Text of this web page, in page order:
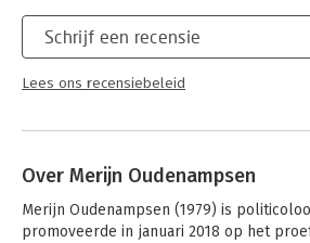
Schrijf een recensie
Lees ons recensiebeleid
Over Merijn Oudenampsen
Merijn Oudenampsen (1979) is
promoveerde in januari 2018 op het